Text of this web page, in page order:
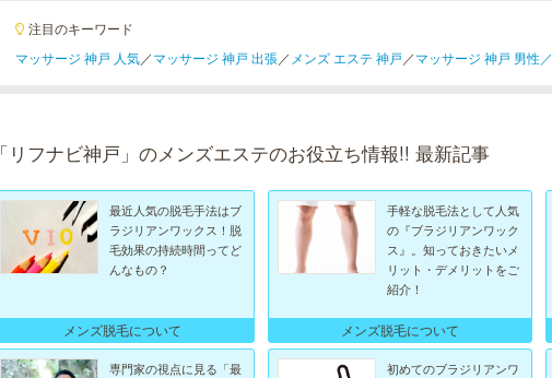
注目のキーワード
マッサージ 神戸 人気／マッサージ 神戸 出張／ メンズ エステ 神戸／マッサージ 神戸 男性／
「リフナビ神戸」のメンズエステのお役立ち情報!! 最新記事
最近人気の脱毛手法はブ
ラジリアンワックス！脱
毛効果の持続時間ってど
んなもの？
メンズ脱毛について
手軽な脱毛法として人気
の『ブラジリアンワック
ス』。知っておきたいメ
リット・デメリットをご
紹介！
メンズ脱毛について
専門家の視点に見る「最
初めてのブラジリアンワ